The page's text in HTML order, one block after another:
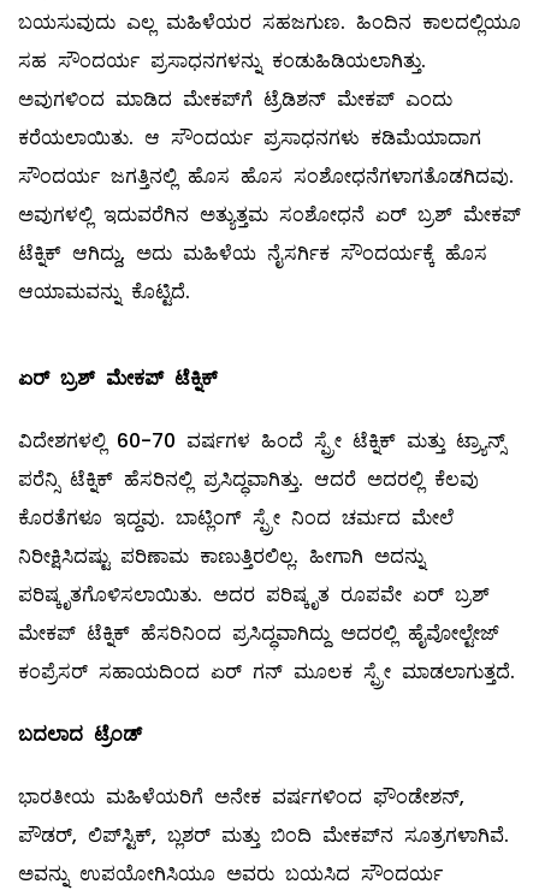
ಬಯಸುವುದು ಎಲ್ಲ ಮಹಿಳೆಯರ ಸಹಜಗುಣ. ಹಿಂದಿನ ಕಾಲದಲ್ಲಿಯೂ
ಸಹ ಸೌಂದರ್ಯ ಪ್ರಸಾಧನಗಳನ್ನು ಕಂಡುಹಿಡಿಯಲಾಗಿತ್ತು.
ಅವುಗಳಿಂದ ಮಾಡಿದ ಮೇಕಪ್‌ಗೆ ಟ್ರೆಡಿಶನ್ ಮೇಕಪ್‌ ಎಂದು
ಕರೆಯಲಾಯಿತು. ಆ ಸೌಂದರ್ಯ ಪ್ರಸಾಧನಗಳು ಕಡಿಮೆಯಾದಾಗ
ಸೌಂದರ್ಯ ಜಗತ್ತಿನಲ್ಲಿ ಹೊಸ ಹೊಸ ಸಂಶೋಧನೆಗಳಾಗತೊಡಗಿದವು.
ಅವುಗಳಲ್ಲಿ ಇದುವರೆಗಿನ ಅತ್ಯುತ್ತಮ ಸಂಶೋಧನೆ ಏರ್‌ ಬ್ರಶ್‌ ಮೇಕಪ್‌
ಟೆಕ್ನಿಕ್‌ ಆಗಿದ್ದು, ಅದು ಮಹಿಳೆಯ ನೈಸರ್ಗಿಕ ಸೌಂದರ್ಯಕ್ಕೆ ಹೊಸ
ಆಯಾಮವನ್ನು ಕೊಟ್ಟಿದೆ.
ಏರ್‌ ಬ್ರಶ್‌ ಮೇಕಪ್‌ ಟೆಕ್ನಿಕ್
ವಿದೇಶಗಳಲ್ಲಿ 60-70 ವರ್ಷಗಳ ಹಿಂದೆ ಸ್ಪ್ರೇ ಟೆಕ್ನಿಕ್‌ ಮತ್ತು ಟ್ರ್ಯಾನ್ಸ್
ಪರೆನ್ಸಿ ಟೆಕ್ನಿಕ್‌ ಹೆಸರಿನಲ್ಲಿ ಪ್ರಸಿದ್ಧವಾಗಿತ್ತು. ಆದರೆ ಅದರಲ್ಲಿ ಕೆಲವು
ಕೊರತೆಗಳೂ ಇದ್ದವು. ಬಾಟ್ಲಿಂಗ್‌ ಸ್ಪ್ರೇ ನಿಂದ ಚರ್ಮದ ಮೇಲೆ
ನಿರೀಕ್ಷಿಸಿದಷ್ಟು ಪರಿಣಾಮ ಕಾಣುತ್ತಿರಲಿಲ್ಲ. ಹೀಗಾಗಿ ಅದನ್ನು
ಪರಿಷ್ಕೃತಗೊಳಿಸಲಾಯಿತು. ಅದರ ಪರಿಷ್ಕೃತ ರೂಪವೇ ಏರ್‌ ಬ್ರಶ್‌
ಮೇಕಪ್‌ ಟೆಕ್ನಿಕ್‌ ಹೆಸರಿನಿಂದ ಪ್ರಸಿದ್ಧವಾಗಿದ್ದು ಅದರಲ್ಲಿ ಹೈವೋಲ್ಟೇಜ್‌
ಕಂಪ್ರೆಸರ್‌ ಸಹಾಯದಿಂದ ಏರ್‌ ಗನ್‌ ಮೂಲಕ ಸ್ಪ್ರೇ ಮಾಡಲಾಗುತ್ತದೆ.
ಬದಲಾದ ಟ್ರೆಂಡ್
ಭಾರತೀಯ ಮಹಿಳೆಯರಿಗೆ ಅನೇಕ ವರ್ಷಗಳಿಂದ ಫೌಂಡೇಶನ್‌,
ಪೌಡರ್‌, ಲಿಪ್‌ಸ್ಟಿಕ್‌, ಬ್ಲಶರ್‌ ಮತ್ತು ಬಿಂದಿ ಮೇಕಪ್‌ನ ಸೂತ್ರಗಳಾಗಿವೆ.
ಅವನ್ನು ಉಪಯೋಗಿಸಿಯೂ ಅವರು ಬಯಸಿದ ಸೌಂದರ್ಯ